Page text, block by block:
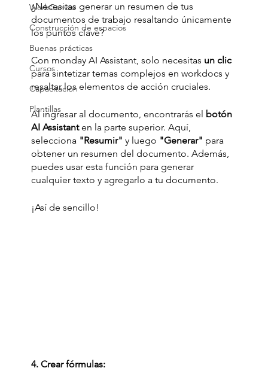
WorkCanvas
Construcción de espacios
Buenas prácticas
Cursos
Capacitación
Plantillas
¿Necesitas generar un resumen de tus
documentos de trabajo resaltando únicamente
los puntos clave?
Con monday AI Assistant, solo necesitas un clic
para sintetizar temas complejos en workdocs y
resaltar los elementos de acción cruciales.
Al ingresar al documento, encontrarás el botón
AI Assistant en la parte superior. Aquí,
selecciona "Resumir" y luego "Generar" para
obtener un resumen del documento. Además,
puedes usar esta función para generar
cualquier texto y agregarlo a tu documento.
¡Así de sencillo!
4. Crear fórmulas: